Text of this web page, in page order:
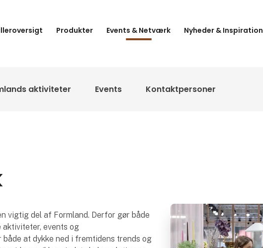
Produkter Events & Netværk Nyheder & Inspiration
aktiviteter Events Kontaktpersoner
vigtig del af Formland. Derfor gør både
events og
at dykke ned i fremtidens trends og